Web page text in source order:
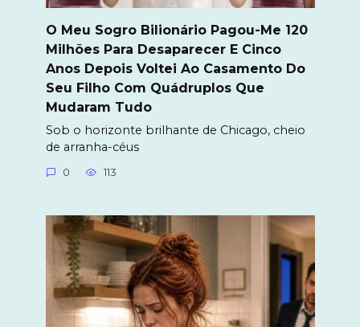
O Meu Sogro Bilionário Pagou-Me 120
Milhões Para Desaparecer E Cinco
Anos Depois Voltei Ao Casamento Do
Seu Filho Com Quádruplos Que
Mudaram Tudo
Sob o horizonte brilhante de Chicago, cheio
de arranha-céus
0 113